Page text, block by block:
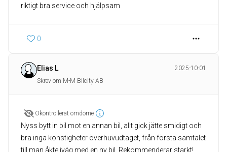
riktigt bra service och hjälpsam
0
Elias L
2025-10-01
Skrev om M-M Bilcity AB
Okontrollerat omdöme
Nyss bytt in bil mot en annan bil, allt gick jätte smidigt och
bra inga konstigheter överhuvudtaget, från första samtalet